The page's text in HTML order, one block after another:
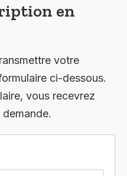
en
votre
ci-dessous.
vous recevrez